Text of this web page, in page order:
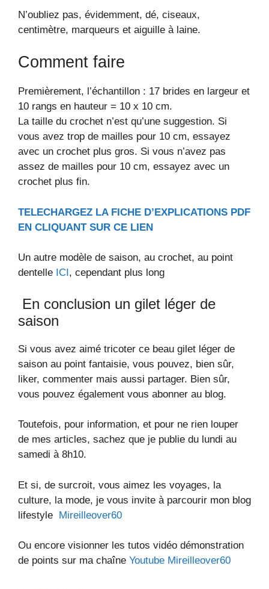
N’oubliez pas, évidemment, dé, ciseaux,
centimètre, marqueurs et aiguille à laine.
Comment faire
Premièrement, l’échantillon : 17 brides en largeur et
10 rangs en hauteur = 10 x 10 cm.
La taille du crochet n’est qu’une suggestion. Si
vous avez trop de mailles pour 10 cm, essayez
avec un crochet plus gros. Si vous n’avez pas
assez de mailles pour 10 cm, essayez avec un
crochet plus fin.
TELECHARGEZ LA FICHE D’EXPLICATIONS PDF
EN CLIQUANT SUR CE LIEN
Un autre modèle de saison, au crochet, au point
dentelle ICI , cependant plus long
En conclusion un gilet léger de
saison
Si vous avez aimé tricoter ce beau gilet léger de
saison au point fantaisie, vous pouvez, bien sûr,
liker, commenter mais aussi partager. Bien sûr,
vous pouvez également vous abonner au blog.
Toutefois, pour information, et pour ne rien louper
de mes articles, sachez que je publie du lundi au
samedi à 8h10.
Et si, de surcroit, vous aimez les voyages, la
culture, la mode, je vous invite à parcourir mon blog
lifestyle Mireilleover60
Ou encore visionner les tutos vidéo démonstration
de points sur ma chaîne Youtube Mireilleover60